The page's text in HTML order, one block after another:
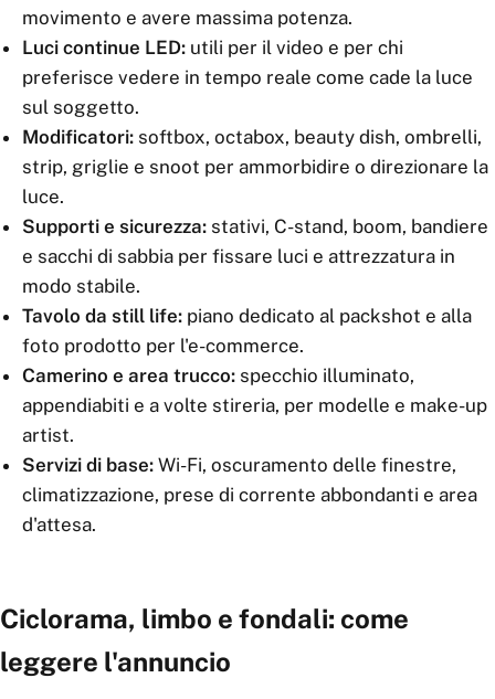
movimento e avere massima potenza.
Luci continue LED: utili per il video e per chi
preferisce vedere in tempo reale come cade la luce
sul soggetto.
Modificatori: softbox, octabox, beauty dish, ombrelli,
strip, griglie e snoot per ammorbidire o direzionare la
luce.
Supporti e sicurezza: stativi, C-stand, boom, bandiere
e sacchi di sabbia per fissare luci e attrezzatura in
modo stabile.
Tavolo da still life: piano dedicato al packshot e alla
foto prodotto per l'e-commerce.
Camerino e area trucco: specchio illuminato,
appendiabiti e a volte stireria, per modelle e make-up
artist.
Servizi di base: Wi-Fi, oscuramento delle finestre,
climatizzazione, prese di corrente abbondanti e area
d'attesa.
Ciclorama, limbo e fondali: come
leggere l'annuncio